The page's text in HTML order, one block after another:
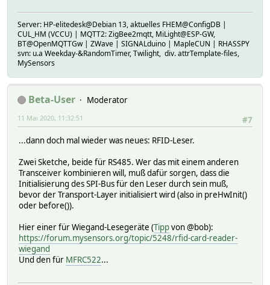
oldBatteryPcnt = batteryPcnt;
oldBatteryV = batteryV;
Server: HP-elitedesk@Debian 13, aktuelles FHEM@ConfigDB |
CUL_HM (VCCU) | MQTT2: ZigBee2mqtt, MiLight@ESP-GW,
BT@OpenMQTTGw | ZWave | SIGNALduino | MapleCUN | RHASSPY
svn: u.a Weekday-&RandomTimer, Twilight, div. attrTemplate-files,
MySensors
Beta-User
Moderator
#7
11 Mai 2020, 11:32:51
...dann doch mal wieder was neues: RFID-Leser.
Zwei Sketche, beide für RS485. Wer das mit einem anderen
Transceiver kombinieren will, muß dafür sorgen, dass die
Initialisierung des SPI-Bus für den Leser durch sein muß,
bevor der Transport-Layer initialisiert wird (also in preHwInit()
oder before()).
Hier einer für Wiegand-Lesegeräte (Tippvon @bob):
https://forum.mysensors.org/topic/5248/rfid-card-reader-
wiegand
Und den für MFRC522...